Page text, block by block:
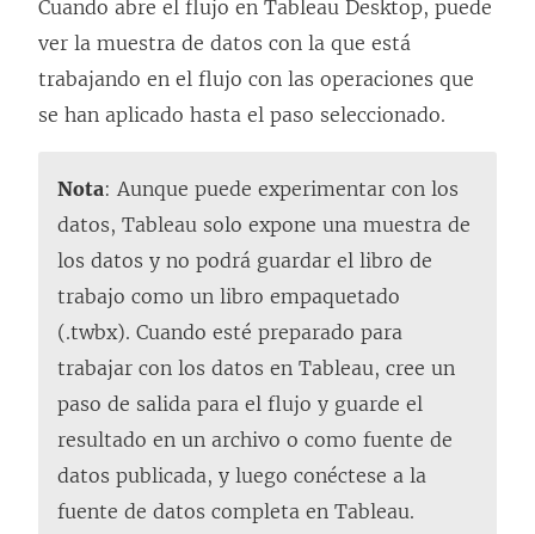
Cuando abre el flujo en Tableau Desktop, puede
ver la muestra de datos con la que está
trabajando en el flujo con las operaciones que
se han aplicado hasta el paso seleccionado.
Nota: Aunque puede experimentar con los
datos, Tableau solo expone una muestra de
los datos y no podrá guardar el libro de
trabajo como un libro empaquetado
(.twbx). Cuando esté preparado para
trabajar con los datos en Tableau, cree un
paso de salida para el flujo y guarde el
resultado en un archivo o como fuente de
datos publicada, y luego conéctese a la
fuente de datos completa en Tableau.